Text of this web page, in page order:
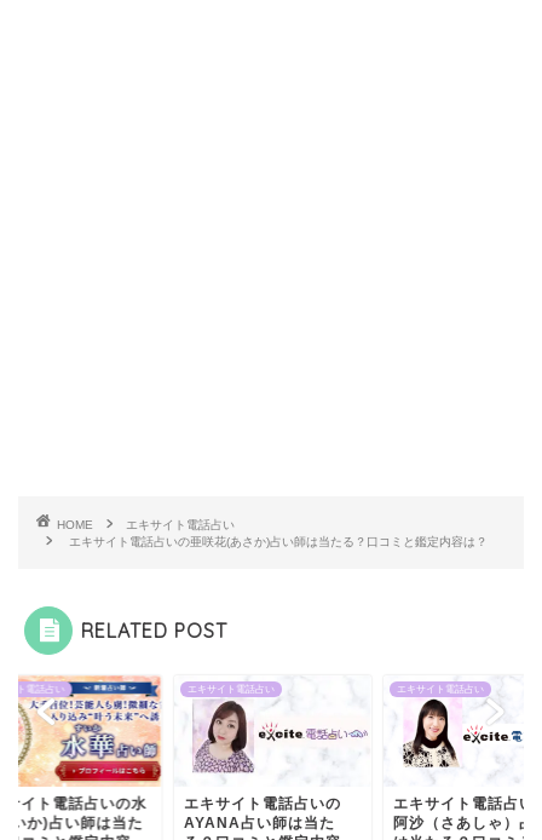
HOME
エキサイト電話占い
エキサイト電話占いの亜咲花(あさか)占い師は当たる？口コミと鑑定内容は？
RELATED POST
イト電話占い
サイト電話占いの水
いか)占い師は当た
エキサイト電話占い
エキサイト電話占いの
AYANA占い師は当た
エキサイト電話占い
エキサイト電話占い
阿沙（さあしゃ）占